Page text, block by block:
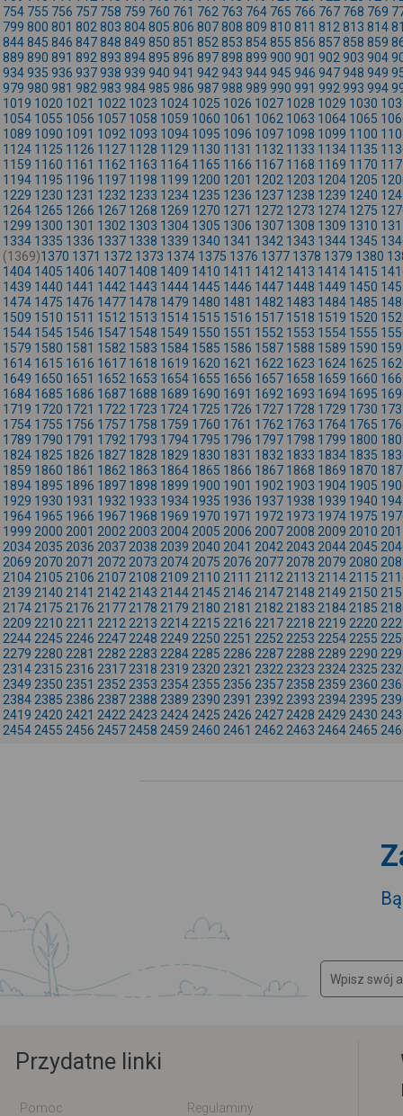
754 755 756 757 758 759 760 761 762 763 764 765 766 767 768 769
799 800 801 802 803 804805 806 807808 809 810 811 812 813 814
844845 846 847848 849 850 851 852 853 854855 856 857858 859
889 890 891 892 893 894895 896 897898 899 900 901 902 903 904
934935 936 937938 939 940 941 942 943 944945 946 947948 949
979 980 981 982 983 984985 986 987988 989 990 991 992 993 994
1019 1020 1021 1022 1023 1024 1025 1026 1027 1028 1029 1030
1054 1055 1056 1057 1058 1059 1060 1061 1062 1063 1064 1065
1089 1090 1091 1092 1093 1094 1095 1096 1097 1098 1099 1100
1124 1125 1126 1127 1128 1129 1130 1131 1132 1133 1134 1135
1159 1160 1161 1162 1163 1164 1165 1166 1167 1168 1169 1170
1194 1195 1196 1197 1198 1199 1200 1201 1202 1203 1204 1205
1229 1230 1231 1232 1233 1234 1235 1236 1237 1238 1239 1240
1264 1265 1266 1267 1268 1269 1270 1271 1272 1273 1274 1275
1299 1300 1301 1302 1303 1304 1305 1306 1307 1308 1309 1310
1334 1335 1336 1337 1338 1339 1340 1341 1342 1343 1344 1345
(1369)1370 1371 1372 1373 1374 1375 1376 1377 1378 1379 1380
1404 1405 1406 1407 1408 1409 1410 1411 1412 1413 1414 1415
1439 1440 1441 1442 1443 1444 1445 1446 1447 1448 1449 1450
1474 1475 1476 1477 1478 1479 1480 1481 1482 1483 1484 1485
1509 1510 1511 1512 1513 1514 1515 1516 1517 1518 1519 1520
1544 1545 1546 1547 1548 1549 1550 1551 1552 1553 1554 1555
1579 1580 1581 1582 1583 1584 1585 1586 1587 1588 1589 1590
1614 1615 1616 1617 1618 1619 1620 1621 1622 1623 1624 1625
1649 1650 1651 1652 1653 1654 1655 1656 1657 1658 1659 1660
1684 1685 1686 1687 1688 1689 1690 1691 1692 1693 1694 1695
1719 1720 1721 1722 1723 1724 1725 1726 1727 1728 1729 1730
1754 1755 1756 1757 1758 1759 1760 1761 1762 1763 1764 1765
1789 1790 1791 1792 1793 1794 1795 1796 1797 1798 1799 1800
1824 1825 1826 1827 1828 1829 1830 1831 1832 1833 1834 1835
1859 1860 1861 1862 1863 1864 1865 1866 1867 1868 1869 1870
1894 1895 1896 1897 1898 1899 1900 1901 1902 1903 1904 1905
1929 1930 1931 1932 1933 1934 1935 1936 1937 1938 1939 1940
1964 1965 1966 1967 1968 1969 1970 1971 1972 1973 1974 1975
1999 2000 2001 2002 2003 2004 2005 2006 2007 2008 2009 2010
2034 2035 2036 2037 2038 2039 2040 2041 2042 2043 2044 2045
2069 2070 2071 2072 2073 2074 2075 2076 2077 2078 2079 2080
2104 2105 2106 2107 2108 2109 2110 2111 2112 2113 2114 2115
2139 2140 2141 2142 2143 2144 2145 2146 2147 2148 2149 2150
2174 2175 2176 2177 2178 2179 2180 2181 2182 2183 2184 2185
2209 2210 2211 2212 2213 2214 2215 2216 2217 2218 2219 2220
2244 2245 2246 2247 2248 2249 2250 2251 2252 2253 2254 2255
2279 2280 2281 2282 2283 2284 2285 2286 2287 2288 2289 2290
2314 2315 2316 2317 2318 2319 2320 2321 2322 2323 2324 2325
2349 2350 2351 2352 2353 2354 2355 2356 2357 2358 2359 2360
2384 2385 2386 2387 2388 2389 2390 2391 2392 2393 2394 2395
2419 2420 2421 2422 2423 2424 2425 2426 2427 2428 2429 2430
2454 2455 2456 2457 2458 2459 2460 2461 2462 2463 2464 2465
Przydatne linki
Pomoc
Regulaminy